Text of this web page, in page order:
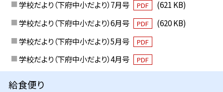
学校だより（下府中小だより）7月号 PDF
(621 KB)
学校だより（下府中小だより）6月号
PDF
(620 KB)
学校だより（下府中小だより）5月号
PDF
学校だより（下府中小だより）4月号 PDF
給食便り